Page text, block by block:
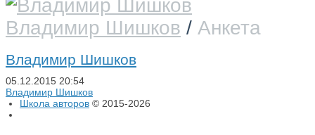
Владимир Шишков / Анкета
Владимир Шишков
05.12.2015 20:54
Владимир Шишков
Школа авторов © 2015-2026